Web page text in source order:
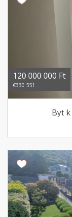
120 000 000 Ft
€330 551
Byt